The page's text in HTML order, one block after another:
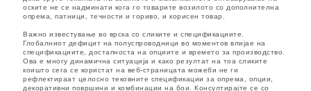
оските не се надминати кога го товарите возилото со дополнителна
опрема, патници, течности и гориво, и корисен товар.
Важно известување во врска со сликите и спецификациите.
Глобалниот дефицит на полуспроводници во моментов влијае на
спецификациите, достапноста на опциите и времето за производство.
Ова е многу динамична ситуација и како резултат на тоа сликите
коишто сега се користат на веб-страницата можеби не ги
рефлектираат целосно тековните спецификации за опрема, опции,
декоративни површини и комбинации на бои. Консултирајте се со